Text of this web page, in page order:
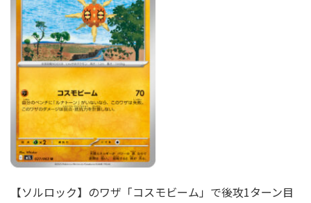
【ソルロック】のワザ「コスモビーム」で後攻1ターン目